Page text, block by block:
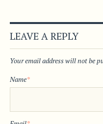
LEAVE A REPLY
Your email address will not be
Name*